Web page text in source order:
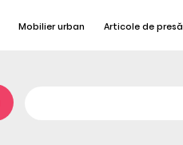
Mobilier urban Articole de presă